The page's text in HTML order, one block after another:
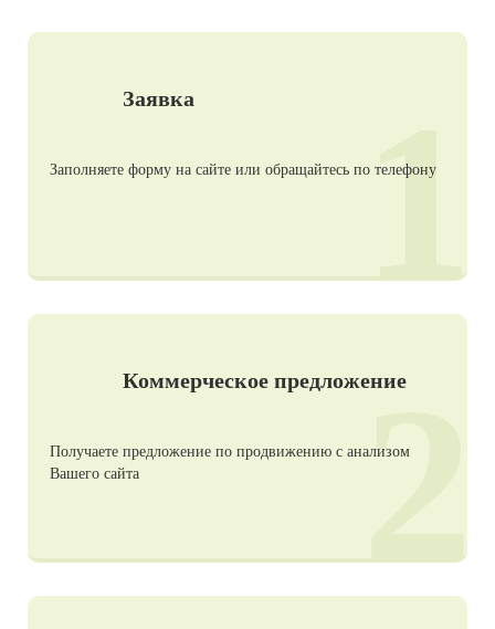
Заявка
Заполняете форму на сайте или обращайтесь по телефону
1
Коммерческое предложение
Получаете предложение по продвижению с анализом
Вашего сайта
2